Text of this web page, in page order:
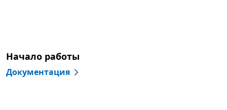
Начало работы
Документация